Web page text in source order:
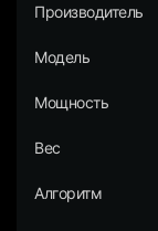
Производитель
Модель
Мощность
Вес
Алгоритм